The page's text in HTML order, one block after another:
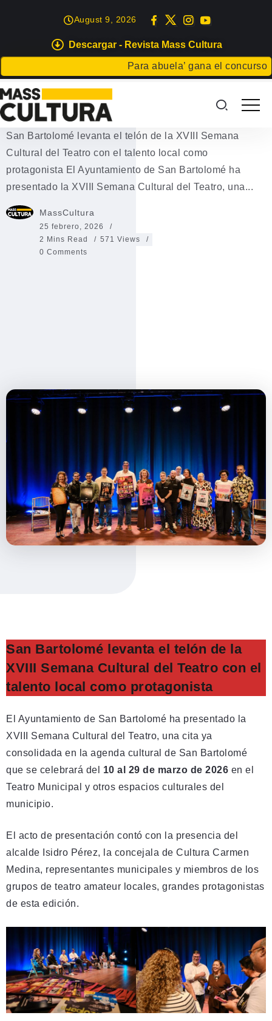
Descargar - Revista Mass Cultura
Para abuela’ gana el concurso
August 9, 2026
EVENTOS
Semana Cultural del Teatro San
Bartolomé 2026
San Bartolomé levanta el telón de la XVIII Semana
Cultural del Teatro con el talento local como
protagonista El Ayuntamiento de San Bartolomé ha
presentado la XVIII Semana Cultural del Teatro, una...
MassCultura
25 febrero, 2026
2 Mins Read
571 Views
0 Comments
San Bartolomé levanta el telón de la
XVIII Semana Cultural del Teatro con el
talento local como protagonista
El Ayuntamiento de San Bartolomé ha presentado la
XVIII Semana Cultural del Teatro, una cita ya
consolidada en la agenda cultural de San Bartolomé
que se celebrará del 10 al 29 de marzo de 2026 en el
Teatro Municipal y otros espacios culturales del
municipio.
El acto de presentación contó con la presencia del
alcalde Isidro Pérez, la concejala de Cultura Carmen
Medina, representantes municipales y miembros de los
grupos de teatro amateur locales, grandes protagonistas
de esta edición.